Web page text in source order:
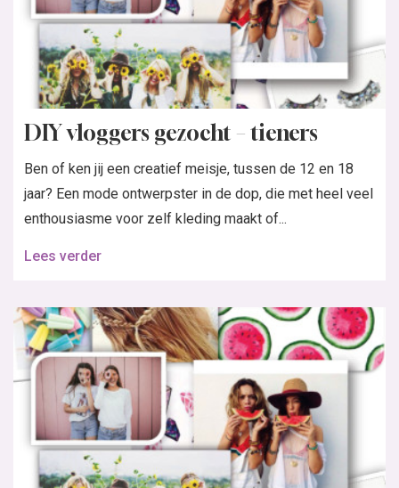
DIY vloggers gezocht – tieners
Ben of ken jij een creatief meisje, tussen de 12 en 18
jaar? Een mode ontwerpster in de dop, die met heel veel
enthousiasme voor zelf kleding maakt of...
Lees verder